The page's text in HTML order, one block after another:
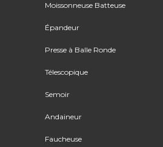
Moissonneuse Batteuse
Épandeur
Presse à Balle Ronde
Télescopique
Semoir
Andaineur
Faucheuse